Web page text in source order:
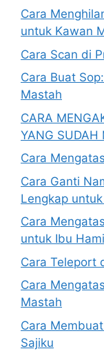
Cara
untuk Kawan
Cara Scan di
Cara Buat
Mastah
CARA
YANG SUDAH
Cara
Cara Ganti
Lengkap
Cara
untuk Ibu
Cara Teleport
Cara
Mastah
Cara
Sajiku